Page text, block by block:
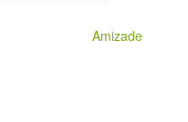
Amizade